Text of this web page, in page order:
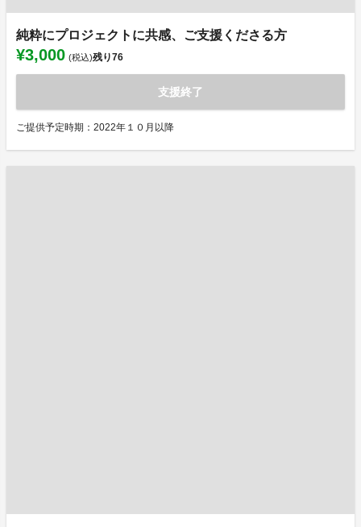
純粋にプロジェクトに共感、ご支援くださる方
¥3,000 (税込)残り76
支援終了
ご提供予定時期：2022年１０月以降